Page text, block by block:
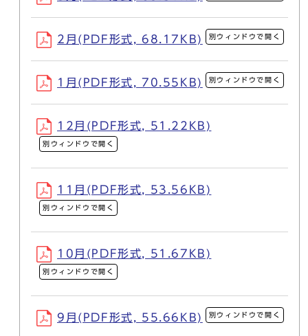
2月(PDF形式, 68.17KB) 別ウィンドウで開く
1月(PDF形式, 70.55KB) 別ウィンドウで開く
12月(PDF形式, 51.22KB)
別ウィンドウで開く
11月(PDF形式, 53.56KB)
別ウィンドウで開く
10月(PDF形式, 51.67KB)
別ウィンドウで開く
9月(PDF形式, 55.66KB) 別ウィンドウで開く